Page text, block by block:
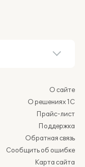
О сайте
О решениях 1С
Прайс-лист
Поддержка
Обратная связь
Сообщить об ошибке
Карта сайта